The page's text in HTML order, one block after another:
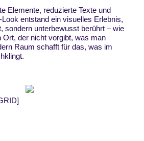
Elemente, reduzierte Texte und
entstand ein visuelles Erlebnis,
sondern unterbewusst berührt – wie
Ort, der nicht vorgibt, was man
Raum schafft für das, was im